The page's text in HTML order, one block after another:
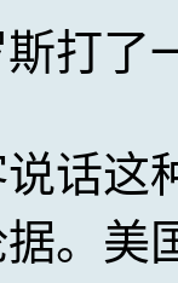
打了
话这
据。美